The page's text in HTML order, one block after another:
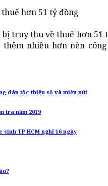
hơn 51 tỷ đồng
bị truy thu về thuế hơn
nhiều hơn nên
dân tộc thiểu số và miền núi
tra năm 2019
TP HCM nghỉ 16 ngày